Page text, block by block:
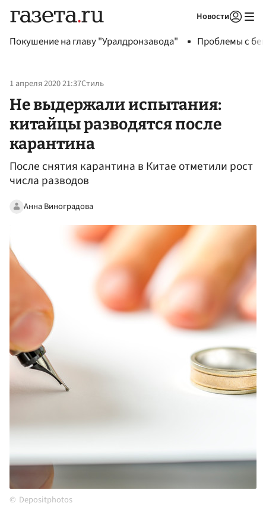
Новости
Покушение на главу "Уралдронзавода" Проблемы с
1 апреля 2020 21:37Стиль
Не выдержали испытания:
китайцы разводятся после
карантина
После снятия карантина в Китае отметили рост
числа разводов
Анна Виноградова
Depositphotos